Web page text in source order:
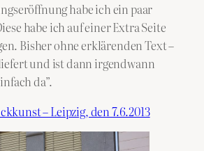
habe ich ein paar
habe ich auf einer Extra Seite
Bisher ohne erklärenden Text –
und ist dann irgendwann
da”.
– Leipzig, den 7.6.2013